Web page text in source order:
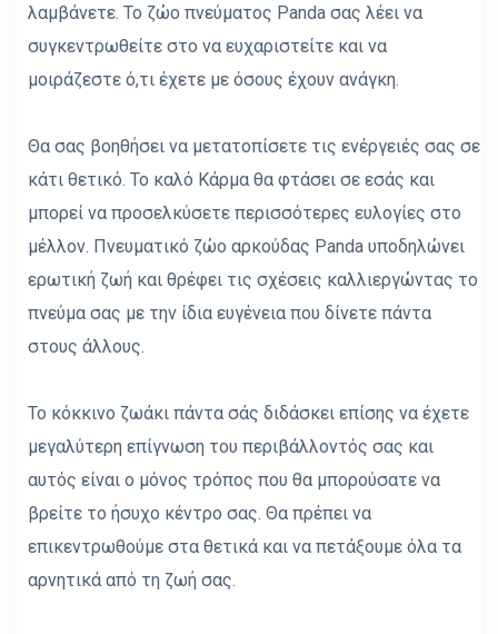
λαμβάνετε. Το ζώο πνεύματος Panda σας λέει να
συγκεντρωθείτε στο να ευχαριστείτε και να
μοιράζεστε ό,τι έχετε με όσους έχουν ανάγκη.
Θα σας βοηθήσει να μετατοπίσετε τις ενέργειές σας σε
κάτι θετικό. Το καλό Κάρμα θα φτάσει σε εσάς και
μπορεί να προσελκύσετε περισσότερες ευλογίες στο
μέλλον. Πνευματικό ζώο αρκούδας Panda υποδηλώνει
ερωτική ζωή και θρέφει τις σχέσεις καλλιεργώντας το
πνεύμα σας με την ίδια ευγένεια που δίνετε πάντα
στους άλλους.
Το κόκκινο ζωάκι πάντα σάς διδάσκει επίσης να έχετε
μεγαλύτερη επίγνωση του περιβάλλοντός σας και
αυτός είναι ο μόνος τρόπος που θα μπορούσατε να
βρείτε το ήσυχο κέντρο σας. Θα πρέπει να
επικεντρωθούμε στα θετικά και να πετάξουμε όλα τα
αρνητικά από τη ζωή σας.